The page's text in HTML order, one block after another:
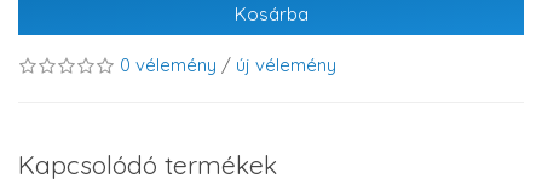
Kosárba
0 vélemény / új vélemény
Kapcsolódó termékek